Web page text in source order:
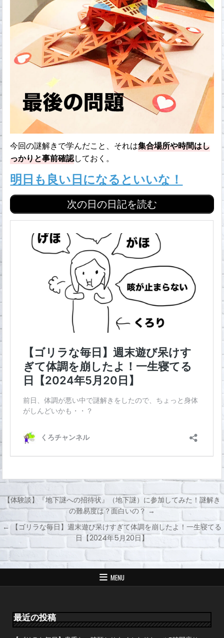
今回の謎解きで学んだこと、それは集合場所や時間はし
っかりと事前確認しておく。
明日も良い日になるといいな！
次の日の日記を読む
投
稿
ナ
ビ
ー
ョ
【体験談】『地下謎への招待状』（地下謎）に参加してみた！謎解き
の難易度は？面白いの？ →
← 【ゴリラな毎日】週末遊び呆けすぎて体調を崩したよ！一生寝てる
日【2024年5月20日】
MENU
最近の投稿